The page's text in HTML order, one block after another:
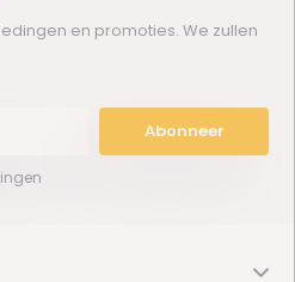
en promoties. We zullen
Abonneer